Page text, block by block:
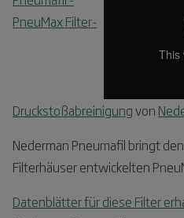
PneuMax Filter-
Druckstoßabreinigungvon
Nederman Pneumafil bringt
Filterhäuser entwickelten
Datenblätter für diese Filter